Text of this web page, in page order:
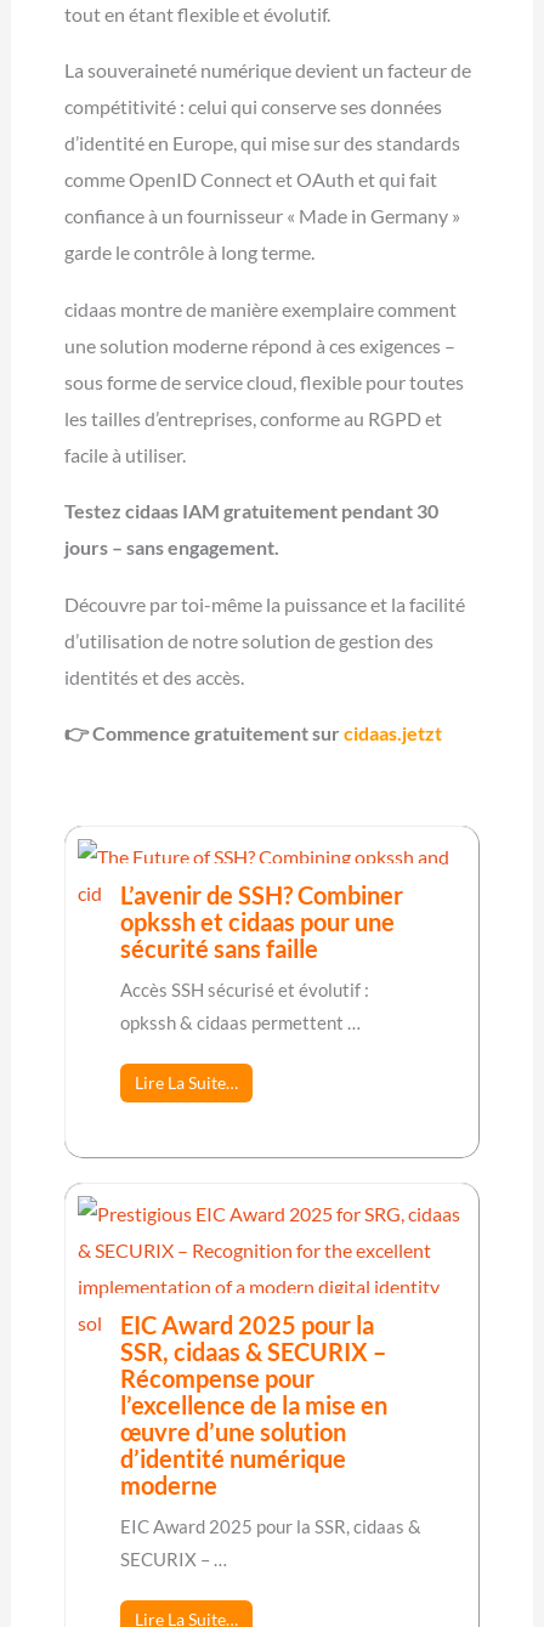
tout en étant flexible et évolutif.
La souveraineté numérique devient un facteur de
compétitivité : celui qui conserve ses données
d’identité en Europe, qui mise sur des standards
comme OpenID Connect et OAuth et qui fait
confiance à un fournisseur « Made in Germany »
garde le contrôle à long terme.
cidaas montre de manière exemplaire comment
une solution moderne répond à ces exigences –
sous forme de service cloud, flexible pour toutes
les tailles d’entreprises, conforme au RGPD et
facile à utiliser.
Testez cidaas IAM gratuitement pendant 30
jours – sans engagement.
Découvre par toi-même la puissance et la facilité
d’utilisation de notre solution de gestion des
identités et des accès.
👉 Commence gratuitement sur cidaas.jetzt
L’avenir de SSH? Combiner
opkssh et cidaas pour une
sécurité sans faille
Accès SSH sécurisé et évolutif :
opkssh & cidaas permettent …
Lire La Suite…
EIC Award 2025 pour la
SSR, cidaas & SECURIX –
Récompense pour
l’excellence de la mise en
œuvre d’une solution
d’identité numérique
moderne
EIC Award 2025 pour la SSR, cidaas &
SECURIX – …
Lire La Suite…